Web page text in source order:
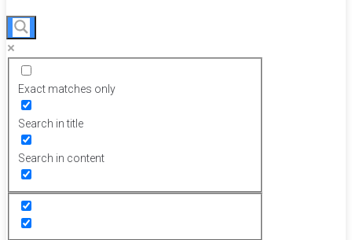
Exact matches only
Search in title
Search in content